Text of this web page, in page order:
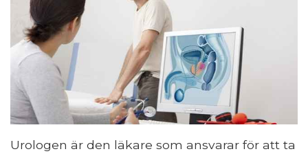
Urologen är den läkare som ansvarar för att ta